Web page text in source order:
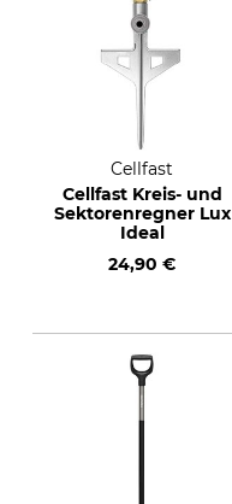
Cellfast
Cellfast Kreis- und
Sektorenregner Lux
Ideal
24,90 €